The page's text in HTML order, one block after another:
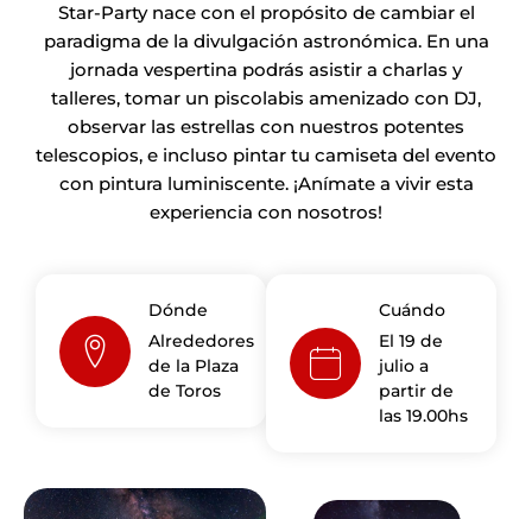
Star-Party nace con el propósito de cambiar el
paradigma de la divulgación astronómica. En una
jornada vespertina podrás asistir a charlas y
talleres, tomar un piscolabis amenizado con DJ,
observar las estrellas con nuestros potentes
telescopios, e incluso pintar tu camiseta del evento
con pintura luminiscente. ¡Anímate a vivir esta
experiencia con nosotros!
Dónde
Alrededores
de la Plaza
de Toros
Cuándo
El 19 de
julio a
partir de
las 19.00hs